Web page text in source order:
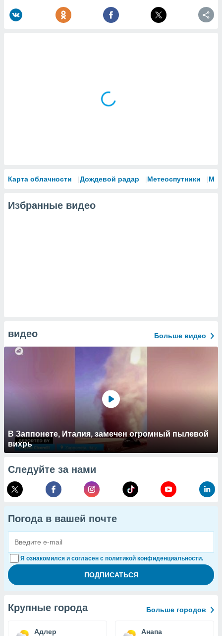
Карта облачности Дождевой радар Метеоспутники
Избранные видео
видео Больше видео
В Заппонете, Италия, замечен огромный пылевой
вихрь
Следуйте за нами
Погода в вашей почте
Я ознакомился и согласен с политикой конфиденциальности.
Крупные города Больше городов
Адлер Анапа